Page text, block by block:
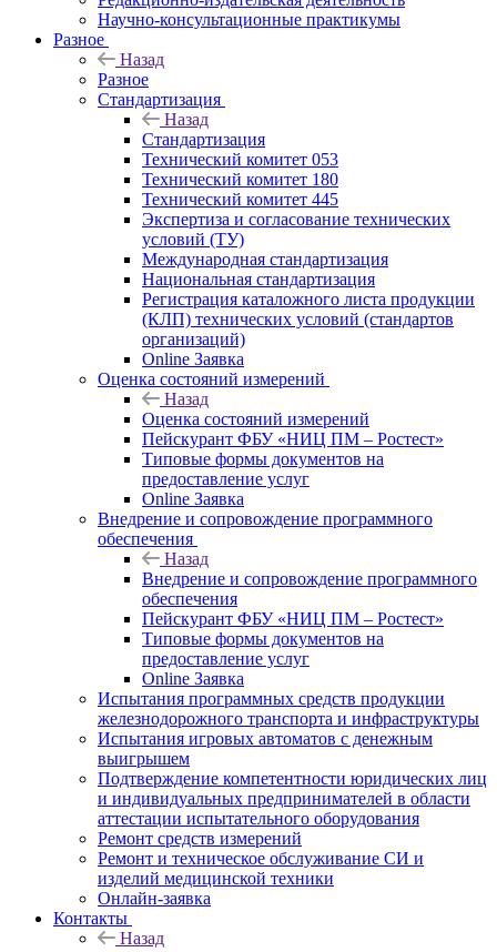
Научно-консультационные практикумы
Разное
Назад
Разное
Стандартизация
Назад
Стандартизация
Технический комитет 053
Технический комитет 180
Технический комитет 445
Экспертиза и согласование технических
условий (ТУ)
Международная стандартизация
Национальная стандартизация
Регистрация каталожного листа продукции
(КЛП) технических условий (стандартов
организаций)
Online Заявка
Оценка состояний измерений
Назад
Оценка состояний измерений
Пейскурант ФБУ «НИЦ ПМ – Ростест»
Типовые формы документов на
предоставление услуг
Online Заявка
Внедрение и сопровождение программного
обеспечения
Назад
Внедрение и сопровождение программного
обеспечения
Пейскурант ФБУ «НИЦ ПМ – Ростест»
Типовые формы документов на
предоставление услуг
Online Заявка
Испытания программных средств продукции
железнодорожного транспорта и инфраструктуры
Испытания игровых автоматов с денежным
выигрышем
Подтверждение компетентности юридических лиц
и индивидуальных предпринимателей в области
аттестации испытательного оборудования
Ремонт средств измерений
Ремонт и техническое обслуживание СИ и
изделий медицинской техники
Онлайн-заявка
Контакты
Назад